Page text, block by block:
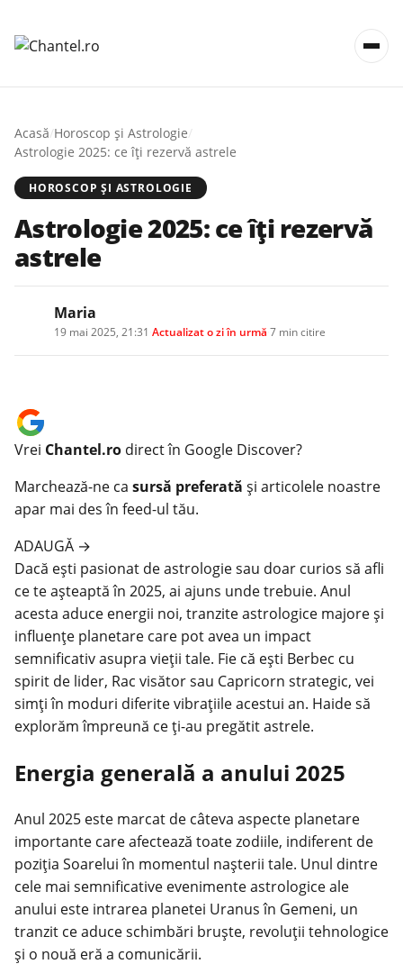
Acasă/Horoscop și Astrologie/
Astrologie 2025: ce îți rezervă astrele
HOROSCOP ȘI ASTROLOGIE
Astrologie 2025: ce îți rezervă
astrele
Maria
19 mai 2025, 21:31 Actualizato zi în urmă 7 min citire
Vrei Chantel.ro direct în Google Discover?
Marchează-ne ca sursă preferată și articolele noastre
apar mai des în feed-ul tău.
ADAUGĂ →
Dacă ești pasionat de astrologie sau doar curios să afli
ce te așteaptă în 2025, ai ajuns unde trebuie. Anul
acesta aduce energii noi, tranzite astrologice majore și
influențe planetare care pot avea un impact
semnificativ asupra vieții tale. Fie că ești Berbec cu
spirit de lider, Rac visător sau Capricorn strategic, vei
simți în moduri diferite vibrațiile acestui an. Haide să
explorăm împreună ce ți-au pregătit astrele.
Energia generală a anului 2025
Anul 2025 este marcat de câteva aspecte planetare
importante care afectează toate zodiile, indiferent de
poziția Soarelui în momentul nașterii tale. Unul dintre
cele mai semnificative evenimente astrologice ale
anului este intrarea planetei Uranus în Gemeni, un
tranzit ce aduce schimbări bruște, revoluții tehnologice
și o nouă eră a comunicării.